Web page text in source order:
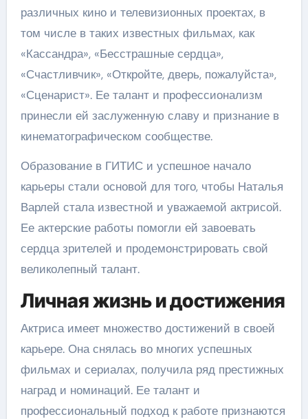
различных кино и телевизионных проектах, в
том числе в таких известных фильмах, как
«Кассандра», «Бесстрашные сердца»,
«Счастливчик», «Откройте, дверь, пожалуйста»,
«Сценарист». Ее талант и профессионализм
принесли ей заслуженную славу и признание в
кинематографическом сообществе.
Образование в ГИТИС и успешное начало
карьеры стали основой для того, чтобы Наталья
Варлей стала известной и уважаемой актрисой.
Ее актерские работы помогли ей завоевать
сердца зрителей и продемонстрировать свой
великолепный талант.
Личная жизнь и достижения
Актриса имеет множество достижений в своей
карьере. Она снялась во многих успешных
фильмах и сериалах, получила ряд престижных
наград и номинаций. Ее талант и
профессиональный подход к работе признаются